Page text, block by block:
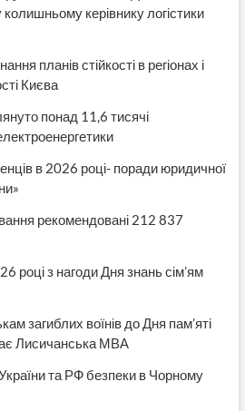
керівнику логістики
планів стійкості в регіонах і
Києва
понад 11,6 тисячі
в 2026 році- поради юридичної
рекомендовані 212 837
році з нагоди Дня знань сім’ям
загиблих воїнів до Дня пам’яті
Лисичанська МВА
та РФ безпеки в Чорному